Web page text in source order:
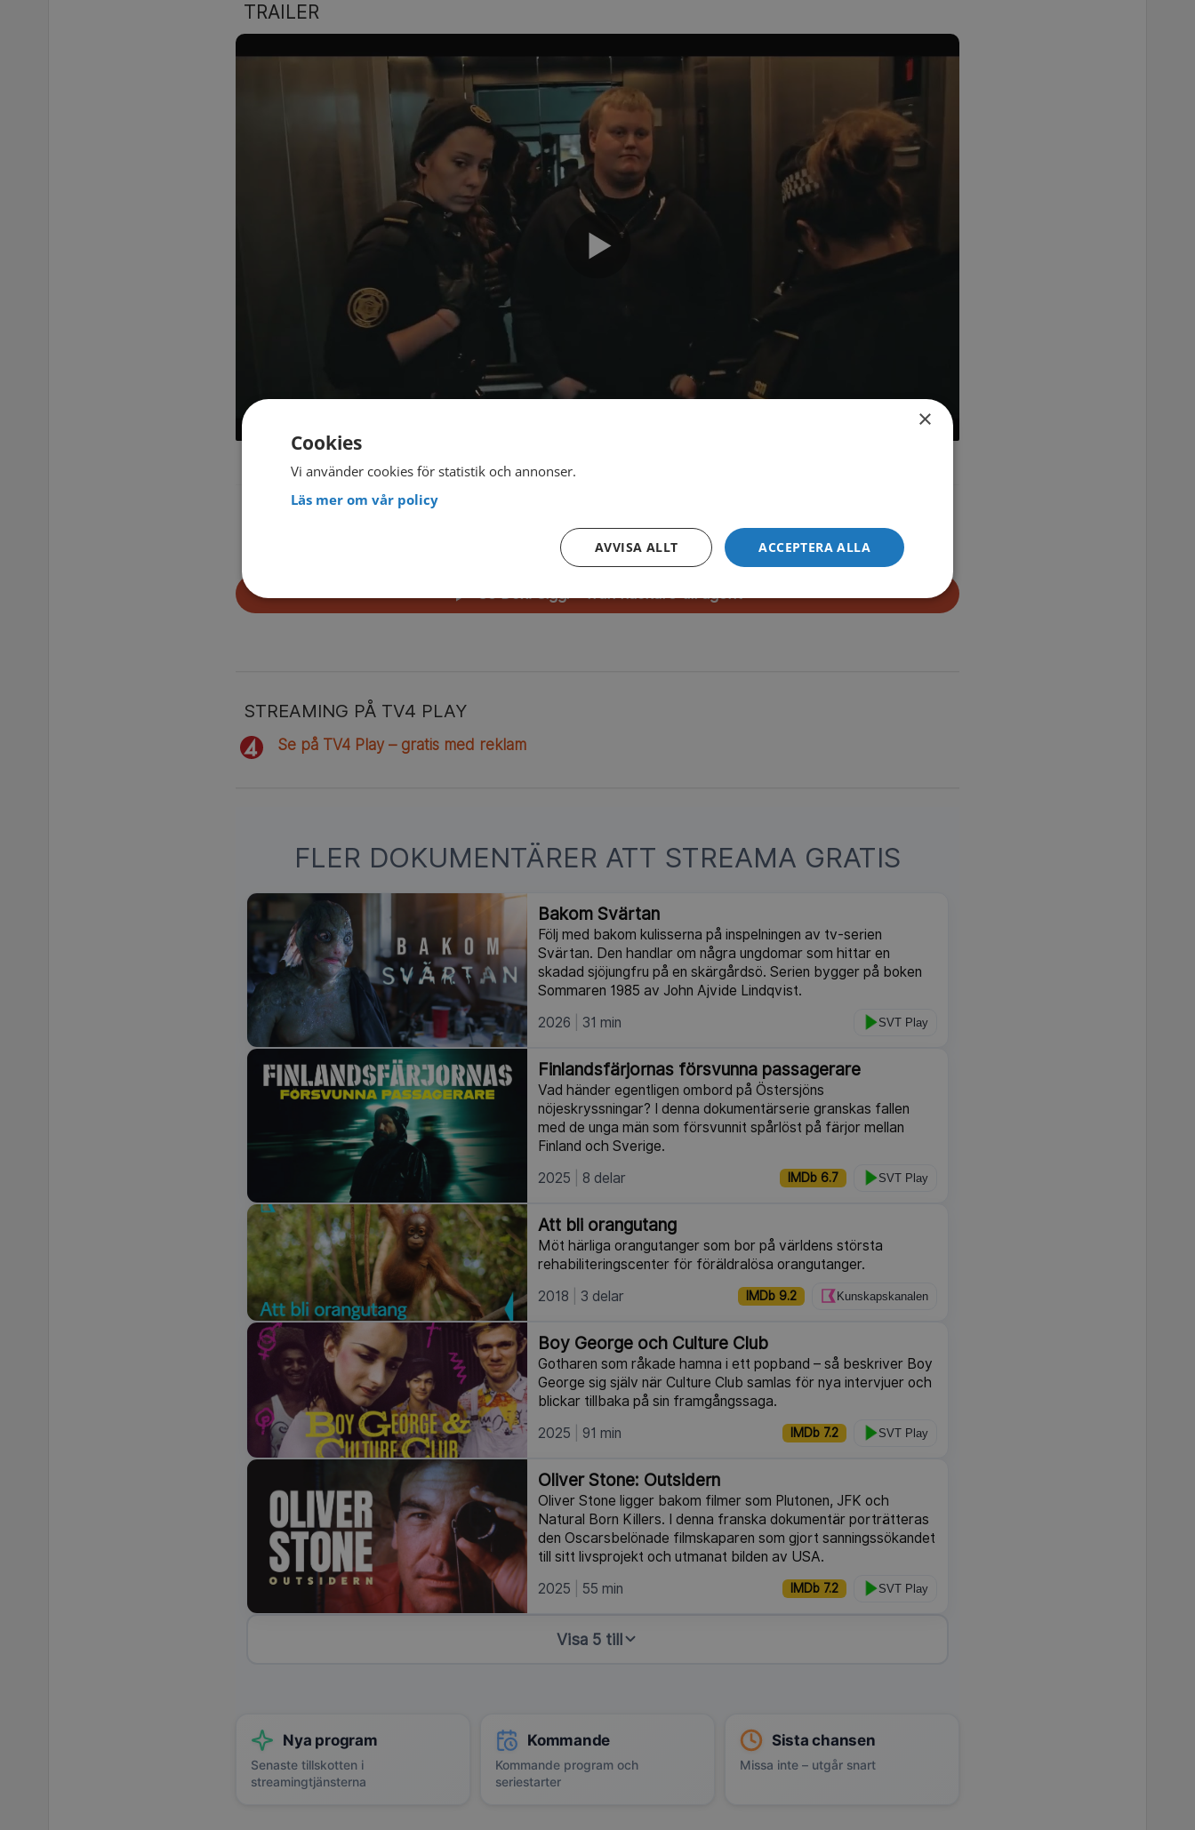
TRAILER
Dox: Siggi – från hackare till agentpåthemoviedb.org
STREAMING PÅ TV4 PLAY
Se på TV4 Play – gratis med reklam
FLER DOKUMENTÄRER ATT STREAMA GRATIS
Bakom Svärtan
Följ med bakom kulisserna på inspelningen av tv-serien
Svärtan. Den handlar om några ungdomar som hittar en
skadad sjöjungfru på en skärgårdsö. Serien bygger på boken
Sommaren 1985 av John Ajvide Lindqvist.
2026
31 min SVT Play
Finlandsfärjornas försvunna passagerare
Vad händer egentligen ombord på Östersjöns
nöjeskryssningar? I denna dokumentärserie granskas fallen
med de unga män som försvunnit spårlöst på färjor mellan
Finland och Sverige.
2025
8 delar IMDb 6.7 SVT Play
Att bli orangutang
Möt härliga orangutanger som bor på världens största
rehabiliteringscenter för föräldralösa orangutanger.
2018
3 delar IMDb 9.2 Kunskapskanalen
Boy George och Culture Club
Gotharen som råkade hamna i ett popband – så beskriver Boy
George sig själv när Culture Club samlas för nya intervjuer och
blickar tillbaka på sin framgångssaga.
2025
91 min IMDb 7.2 SVT Play
Oliver Stone: Outsidern
Oliver Stone ligger bakom filmer som Plutonen, JFK och
Natural Born Killers. I denna franska dokumentär porträtteras
den Oscarsbelönade filmskaparen som gjort sanningssökandet
till sitt livsprojekt och utmanat bilden av USA.
2025
55 min IMDb 7.2 SVT Play
Visa 5 till
Nya program
Senaste tillskotten i
streamingtjänsterna
Kommande
Kommande program och
seriestarter
Sista chansen
Missa inte – utgår snart
×
Cookies
Vi använder cookies för statistik och annonser.
Läs mer om vår policy
ACCEPTERA ALLA
AVVISA ALLT